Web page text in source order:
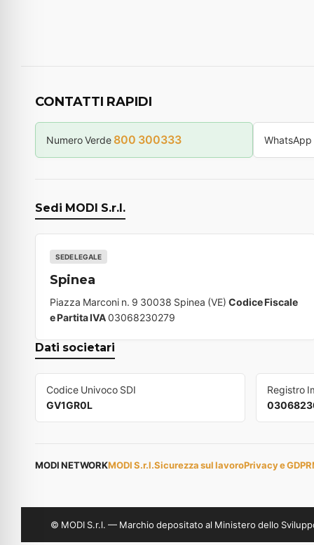
CONTATTI RAPIDI
Numero Verde 800 300333 WhatsApp
Sedi MODI S.r.l.
SEDE LEGALE
Spinea
Piazza Marconi n. 9 30038 Spinea (VE) Codice Fiscale
e Partita IVA03068230279
Dati societari
Codice Univoco SDI
GV1GR0L
Registro
MODI NETWORKMODI S.r.l.Sicurezza sul lavoroPrivacy e GDPR
© MODI S.r.l. — Marchio depositato al Ministero dello